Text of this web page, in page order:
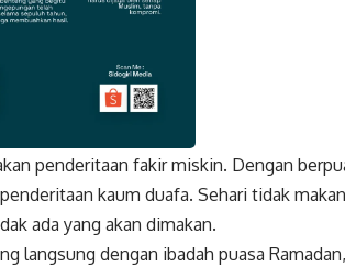
Twitter Gmail
penderitaan fakir miskin. Dengan
kaum duafa. Sehari tidak
ada yang akan dimakan.
langsung dengan ibadah puasa